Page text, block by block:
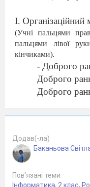
І. Організаційний
(Учні пальцями
пальцями лівої
кінчиками).
- Доброго
Доброго
Доброго
- Ознайомтеся з
* БЖ при
* Цікавинки.
Додав(-ла)
Баканьова
Пов’язані теми
Інформатика, 2 клас,